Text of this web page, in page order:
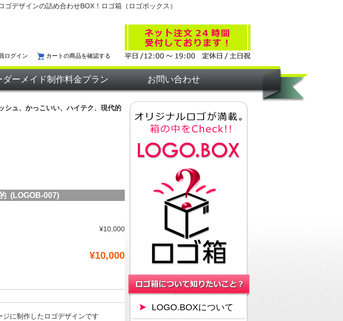
デザインの詰め合わせBOX！ロゴ箱（ロゴボックス）
ログイン カートの商品を確認する
ダーメイド制作料金プラン お問い合わせ
シュ、かっこいい、ハイテク、現代的
(LOGOB-007)
¥10,000
¥10,000
に制作したロゴデザインです
LOGO.BOXについて